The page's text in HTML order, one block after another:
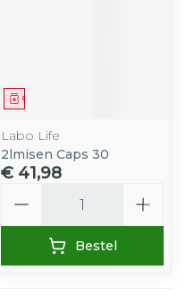
Geneesmiddel
Labo Life
2lmisen Caps 30
€ 41,98
Bestel